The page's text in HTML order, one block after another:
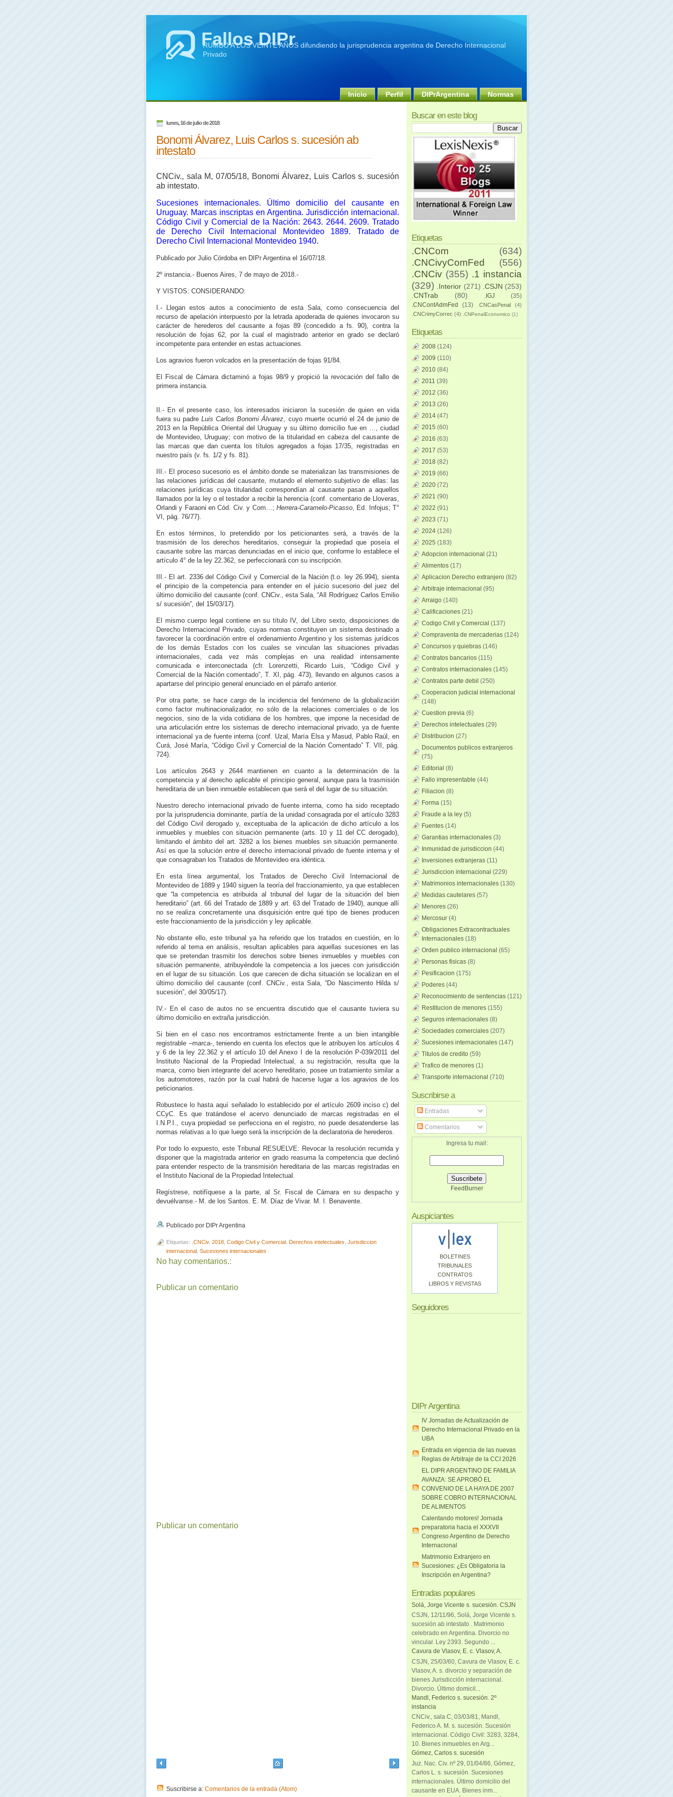
Fallos DIPr
RUMBO A LOS VEINTE AÑOS difundiendo la jurisprudencia argentina de Derecho Internacional
Privado
Inicio Perfil DIPrArgentina Normas
lunes, 16 de julio de 2018
Bonomi Álvarez, Luis Carlos s. sucesión ab
intestato
CNCiv., sala M, 07/05/18, Bonomi Álvarez, Luis Carlos s. sucesión
ab intestato.
Sucesiones internacionales. Último domicilio del causante en
Uruguay. Marcas inscriptas en Argentina. Jurisdicción internacional.
Código Civil y Comercial de la Nación: 2643. 2644. 2609. Tratado
de Derecho Civil Internacional Montevideo 1889. Tratado de
Derecho Civil Internacional Montevideo 1940.
Publicado por Julio Córdoba en DIPr Argentina el 16/07/18.
2º instancia.- Buenos Aires, 7 de mayo de 2018.-
Y VISTOS: CONSIDERANDO:
I.- Llegan estos autos a conocimiento de esta Sala, como consecuencia del
recurso de apelación interpuesto por la letrada apoderada de quienes invocaron su
carácter de herederos del causante a fojas 89 (concedido a fs. 90), contra la
resolución de fojas 62, por la cual el magistrado anterior en grado se declaró
incompetente para entender en estas actuaciones.
Los agravios fueron volcados en la presentación de fojas 91/84.
El Fiscal de Cámara dictaminó a fojas 98/9 y propició la revocación del fallo de
primera instancia.
II.- En el presente caso, los interesados iniciaron la sucesión de quien en vida
fuera su padreLuis Carlos Bonomi Álvarez, cuyo muerte ocurrió el 24 de junio de
2013 en la República Oriental del Uruguay y su último domicilio fue en …, ciudad
de Montevideo, Uruguay; con motivo de la titularidad en cabeza del causante de
las marcas que dan cuenta los títulos agregados a fojas 17/35, registradas en
nuestro país (v. fs. 1/2 y fs. 81).
III.- El proceso sucesorio es el ámbito donde se materializan las transmisiones de
las relaciones jurídicas del causante, mutando el elemento subjetivo de ellas: las
relaciones jurídicas cuya titularidad correspondían al causante pasan a aquellos
llamados por la ley o el testador a recibir la herencia (conf. comentario de Lloveras,
Orlandi y Faraoni en Cód. Civ. y Com…; Herrera-Caramelo-Picasso, Ed. Infojus; T°
VI, pág. 76/77).
En estos términos, lo pretendido por los peticionantes será, a través de la
trasmisión de los derechos hereditarios, conseguir la propiedad que poseía el
causante sobre las marcas denunciadas en el inicio que, conforme lo establece el
artículo 4° de la ley 22.362, se perfeccionará con su inscripción.
III.- El art. 2336 del Código Civil y Comercial de la Nación (t.o. ley 26.994), sienta
el principio de la competencia para entender en el juicio sucesorio del juez del
último domicilio del causante (conf. CNCiv., esta Sala, “All Rodríguez Carlos Emilio
s/ sucesión”, del 15/03/17).
El mismo cuerpo legal contiene en su título IV, del Libro sexto, disposiciones de
Derecho Internacional Privado, cuyas normas constituyen un sistema destinado a
favorecer la coordinación entre el ordenamiento Argentino y los sistemas jurídicos
de los demás Estados con los cuales se vinculan las situaciones privadas
internacionales, cada vez más complejas en una realidad intensamente
comunicada e interconectada (cfr. Lorenzetti, Ricardo Luis, “Código Civil y
Comercial de la Nación comentado”, T. XI, pág. 473), llevando en algunos casos a
apartarse del principio general enunciado en el párrafo anterior.
Por otra parte, se hace cargo de la incidencia del fenómeno de la globalización
como factor multinacionalizador, no sólo de la relaciones comerciales o de los
negocios, sino de la vida cotidiana de los hombres, que impone la necesidad de
una articulación entre los sistemas de derecho internacional privado, ya de fuente
internacional ya de fuente interna (conf. Uzal, María Elsa y Masud, Pablo Raúl, en
Curá, José María, “Código Civil y Comercial de la Nación Comentado” T. VII, pág.
724).
Los artículos 2643 y 2644 mantienen en cuanto a la determinación de la
competencia y al derecho aplicable el principio general, aunque para la trasmisión
hereditaria de un bien inmueble establecen que será el del lugar de su situación.
Nuestro derecho internacional privado de fuente interna, como ha sido receptado
por la jurisprudencia dominante, partía de la unidad consagrada por el artículo 3283
del Código Civil derogado y, exceptuaba de la aplicación de dicho artículo a los
inmuebles y muebles con situación permanente (arts. 10 y 11 del CC derogado),
limitando el ámbito del art. 3282 a los bienes muebles sin situación permanente.
Así es que la solución entre el derecho internacional privado de fuente interna y el
que consagraban los Tratados de Montevideo era idéntica.
En esta línea argumental, los Tratados de Derecho Civil Internacional de
Montevideo de 1889 y 1940 siguen la teoría del fraccionamiento, ya que establecen
que “la competencia es atribuida al tribunal del lugar de la situación del bien
hereditario” (art. 66 del Tratado de 1889 y art. 63 del Tratado de 1940), aunque allí
no se realiza concretamente una disquisición entre qué tipo de bienes producen
este fraccionamiento de la jurisdicción y ley aplicable.
No obstante ello, este tribunal ya ha referido que los tratados en cuestión, en lo
referido al tema en análisis, resultan aplicables para aquellas sucesiones en las
que se pretendan trasmitir los derechos sobre bienes inmuebles y muebles con
situación permanente, atribuyéndole la competencia a los jueces con jurisdicción
en el lugar de su situación. Los que carecen de dicha situación se localizan en el
último domicilio del causante (conf. CNCiv., esta Sala, “Do Nascimento Hilda s/
sucesión”, del 30/05/17).
IV.- En el caso de autos no se encuentra discutido que el causante tuviera su
último domicilio en extraña jurisdicción.
Si bien en el caso nos encontramos estrictamente frente a un bien intangible
registrable –marca-, teniendo en cuenta los efectos que le atribuyen los artículos 4
y 6 de la ley 22.362 y el artículo 10 del Anexo I de la resolución P-039/2011 del
Instituto Nacional de la Propiedad Intelectual, a su registración, resulta que la
marca, como bien integrante del acervo hereditario, posee un tratamiento similar a
los automotores, razón por la cual habrá de hacerse lugar a los agravios de los
peticionarios.
Robustece lo hasta aquí señalado lo establecido por el artículo 2609 inciso c) del
CCyC. Es que tratándose el acervo denunciado de marcas registradas en el
I.N.P.I., cuya propiedad se perfecciona en el registro, no puede desatenderse las
normas relativas a lo que luego será la inscripción de la declaratoria de herederos.
Por todo lo expuesto, este Tribunal RESUELVE: Revocar la resolución recurrida y
disponer que la magistrada anterior en grado reasuma la competencia que declinó
para entender respecto de la transmisión hereditaria de las marcas registradas en
el Instituto Nacional de la Propiedad Intelectual.
Regístrese, notifíquese a la parte, al Sr. Fiscal de Cámara en su despacho y
devuélvanse.- M. de los Santos. E. M. Díaz de Vivar. M. I. Benavente.
Publicado por DIPr Argentina
Etiquetas: .CNCiv, 2018 Codigo Civil y Comercial Derechos intelectuales Jurisdiccion
internacional Sucesiones internacionales
No hay comentarios.:
Publicar un comentario
Publicar un comentario
Suscribirse a: Comentarios de la entrada (Atom)
Buscar en este blog
Etiquetas
.CNCom
(634)
.CNCivyComFed
(556)
.CNCiv (355) .1 instancia
(329)
.Interior (271) .CSJN (253)
.CNTrab
(80) .IGJ
(35)
.CNContAdmFed
(13) .CNCasPenal
(4)
.CNCrimyCorrec (4) .CNPenalEconomico (1)
Etiquetas
2008 (124)
2009 (110)
2010 (84)
2011 (39)
2012 (36)
2013 (26)
2014 (47)
2015 (60)
2016 (63)
2017 (53)
2018 (82)
2019 (66)
2020 (72)
2021 (90)
2022 (91)
2023 (71)
2024 (126)
2025 (183)
Adopcion internacional (21)
Alimentos (17)
Aplicacion Derecho extranjero (82)
Arbitraje internacional (95)
Arraigo (140)
Calificaciones (21)
Codigo Civil y Comercial (137)
Compraventa de mercaderias (124)
Concursos y quiebras (146)
Contratos bancarios (115)
Contratos internacionales (145)
Contratos parte debil (250)
Cooperacion judicial internacional
(148)
Cuestion previa (6)
Derechos intelectuales (29)
Distribucion (27)
Documentos publicos extranjeros
(75)
Editorial (8)
Fallo impresentable (44)
Filiacion (8)
Forma (15)
Fraude a la ley (5)
Fuentes (14)
Garantias internacionales (3)
Inmunidad de jurisdiccion (44)
Inversiones extranjeras (11)
Jurisdiccion internacional (229)
Matrimonios internacionales (130)
Medidas cautelares (57)
Menores (26)
Mercosur (4)
Obligaciones Extracontractuales
Internacionales (18)
Orden publico internacional (65)
Personas fisicas (8)
Pesificacion (175)
Poderes (44)
Reconocimiento de sentencias (121)
Restitucion de menores (155)
Seguros internacionales (8)
Sociedades comerciales (207)
Sucesiones internacionales (147)
Titulos de credito (59)
Trafico de menores (1)
Transporte internacional (710)
Suscribirse a
Entradas
Comentarios
Ingresa tu mail:
FeedBurner
Auspiciantes
BOLETINES
TRIBUNALES
CONTRATOS
LIBROS Y REVISTAS
Seguidores
DIPr Argentina
IV Jornadas de Actualización de
Derecho Internacional Privado en la
UBA
Entrada en vigencia de las nuevas
Reglas de Arbitraje de la CCI 2026
EL DIPR ARGENTINO DE FAMILIA
AVANZA: SE APROBÓ EL
CONVENIO DE LA HAYA DE 2007
SOBRE COBRO INTERNACIONAL
DE ALIMENTOS
Calentando motores! Jornada
preparatoria hacia el XXXVII
Congreso Argentino de Derecho
Internacional
Matrimonio Extranjero en
Sucesiones: ¿Es Obligatoria la
Inscripción en Argentina?
Entradas populares
Solá, Jorge Vicente s. sucesión. CSJN
CSJN, 12/11/96, Solá, Jorge Vicente s.
sucesión ab intestato . Matrimonio
celebrado en Argentina. Divorcio no
vincular. Ley 2393. Segundo ...
Cavura de Vlasov, E. c. Vlasov, A.
CSJN, 25/03/60, Cavura de Vlasov, E. c.
Vlasov, A. s. divorcio y separación de
bienes Jurisdicción internacional.
Divorcio. Último domicil...
Mandl, Federico s. sucesión. 2º
instancia
CNCiv., sala C, 03/03/81, Mandl,
Federico A. M. s. sucesión. Sucesión
internacional. Código Civil: 3283, 3284,
10. Bienes inmuebles en Arg...
Gómez, Carlos s. sucesión
Juz. Nac. Civ. nº 29, 01/04/86, Gómez,
Carlos L. s. sucesión. Sucesiones
internacionales. Último domicilio del
causante en EUA. Bienes inm...